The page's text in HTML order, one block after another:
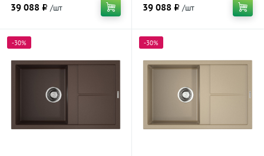
39 088 ₽ /шт 39 088 ₽ /шт
-30% -30%